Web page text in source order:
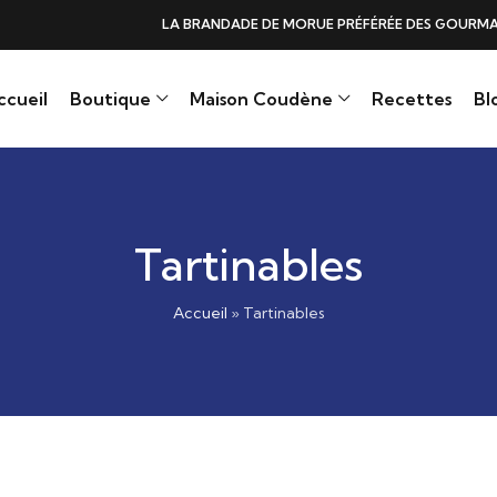
DE MORUE PRÉFÉRÉE DES GOURMANDS, N°1 DANS LES CŒURS ET
Boutique Maison Coudène Recettes
Tartinables
Accueil » Tartinables